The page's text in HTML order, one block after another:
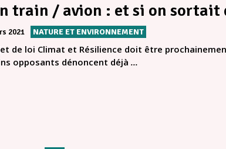
train / avion : et si on sortait
2021 NATURE ET ENVIRONNEMENT
de loi Climat et Résilience doit être
opposants dénoncent déjà ...